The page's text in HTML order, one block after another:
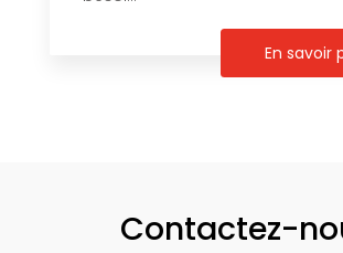
En savoir
Contactez-